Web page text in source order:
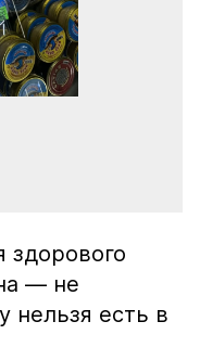
здорового
— не
нельзя есть в